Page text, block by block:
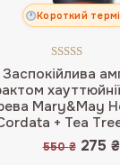
Короткий
Заспокійлива
Mary&May
+ Tea
Оцінено в
5.00з 5
550₴ 275 ₴